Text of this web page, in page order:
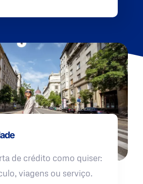
de crédito como quiser:
viagens ou serviço.